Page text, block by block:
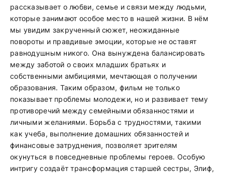
рассказывает о любви, семье и связи между людьми,
которые занимают особое место в нашей жизни. В нём
мы увидим закрученный сюжет, неожиданные
повороты и правдивые эмоции, которые не оставят
равнодушным никого. Она вынуждена балансировать
между заботой о своих младших братьях и
собственными амбициями, мечтающая о получении
образования. Таким образом, фильм не только
показывает проблемы молодежи, но и развивает тему
противоречий между семейными обязанностями и
личными желаниями. Борьба с трудностями, такими
как учеба, выполнение домашних обязанностей и
финансовые затруднения, позволяет зрителям
окунуться в повседневные проблемы героев. Особую
интригу создаёт трансформация старшей сестры, Элиф,